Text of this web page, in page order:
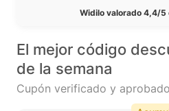
Widilo valorado 4,4/5
El mejor código
de la semana
Cupón verificado y